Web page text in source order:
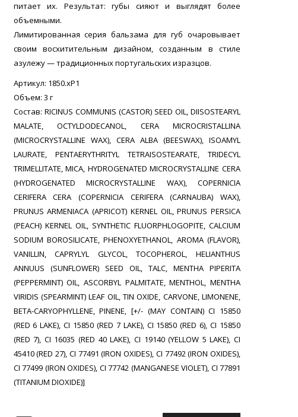
питает их. Результат: губы сияют и выглядят более
объемными.
Лимитированная серия бальзама для губ очаровывает
своим восхитительным дизайном, созданным в стиле
азулежу — традиционных португальских изразцов.
Артикул: 1850.хP1
Объем: 3 г
Состав: RICINUS COMMUNIS (CASTOR) SEED OIL, DIISOSTEARYL
MALATE, OCTYLDODECANOL, CERA MICROCRISTALLINA
(MICROCRYSTALLINE WAX), CERA ALBA (BEESWAX), ISOAMYL
LAURATE, PENTAERYTHRITYL TETRAISOSTEARATE, TRIDECYL
TRIMELLITATE, MICA, HYDROGENATED MICROCRYSTALLINE CERA
(HYDROGENATED MICROCRYSTALLINE WAX), COPERNICIA
CERIFERA CERA (COPERNICIA CERIFERA (CARNAUBA) WAX),
PRUNUS ARMENIACA (APRICOT) KERNEL OIL, PRUNUS PERSICA
(PEACH) KERNEL OIL, SYNTHETIC FLUORPHLOGOPITE, CALCIUM
SODIUM BOROSILICATE, PHENOXYETHANOL, AROMA (FLAVOR),
VANILLIN, CAPRYLYL GLYCOL, TOCOPHEROL, HELIANTHUS
ANNUUS (SUNFLOWER) SEED OIL, TALC, MENTHA PIPERITA
(PEPPERMINT) OIL, ASCORBYL PALMITATE, MENTHOL, MENTHA
VIRIDIS (SPEARMINT) LEAF OIL, TIN OXIDE, CARVONE, LIMONENE,
BETA-CARYOPHYLLENE, PINENE, [+/- (MAY CONTAIN) CI 15850
(RED 6 LAKE), CI 15850 (RED 7 LAKE), CI 15850 (RED 6), CI 15850
(RED 7), CI 16035 (RED 40 LAKE), CI 19140 (YELLOW 5 LAKE), CI
45410 (RED 27), CI 77491 (IRON OXIDES), CI 77492 (IRON OXIDES),
CI 77499 (IRON OXIDES), CI 77742 (MANGANESE VIOLET), CI 77891
(TITANIUM DIOXIDE)]